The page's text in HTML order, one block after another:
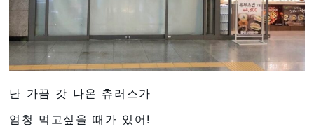
난 가끔 갓 나온 츄러스가
엄청 먹고싶을 때가 있어!